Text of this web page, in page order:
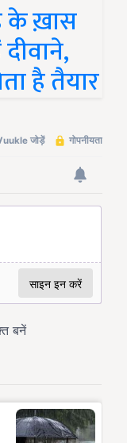
के ख़ास
है तैयार